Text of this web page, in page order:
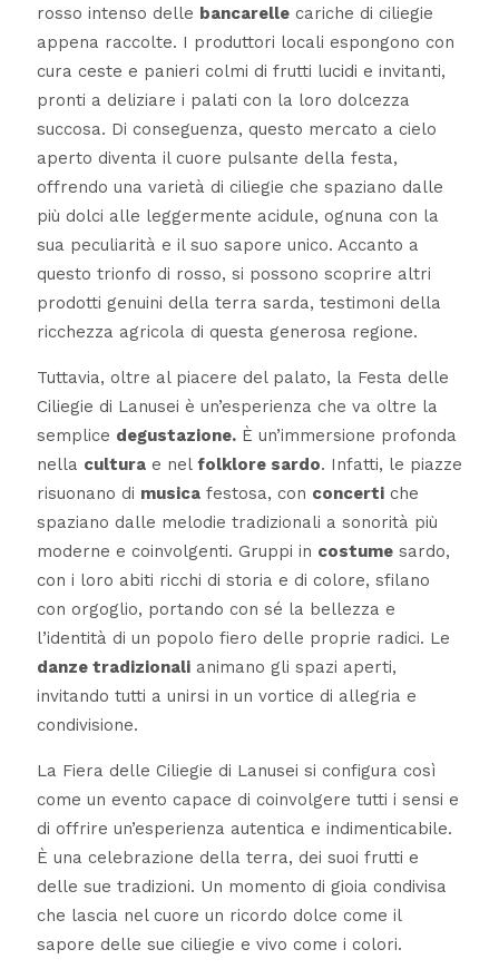
rosso intenso delle bancarellecariche di ciliegie
appena raccolte. I produttori locali espongono con
cura ceste e panieri colmi di frutti lucidi e invitanti,
pronti a deliziare i palati con la loro dolcezza
succosa. Di conseguenza, questo mercato a cielo
aperto diventa il cuore pulsante della festa,
offrendo una varietà di ciliegie che spaziano dalle
più dolci alle leggermente acidule, ognuna con la
sua peculiarità e il suo sapore unico. Accanto a
questo trionfo di rosso, si possono scoprire altri
prodotti genuini della terra sarda, testimoni della
ricchezza agricola di questa generosa regione.
Tuttavia, oltre al piacere del palato, la Festa delle
Ciliegie di Lanusei è un’esperienza che va oltre la
semplice degustazione.È un’immersione profonda
nella culturae nel folklore sardo. Infatti, le piazze
risuonano di musicafestosa, con concertiche
spaziano dalle melodie tradizionali a sonorità più
moderne e coinvolgenti. Gruppi in costumesardo,
con i loro abiti ricchi di storia e di colore, sfilano
con orgoglio, portando con sé la bellezza e
l’identità di un popolo fiero delle proprie radici. Le
danze tradizionalianimano gli spazi aperti,
invitando tutti a unirsi in un vortice di allegria e
condivisione.
La Fiera delle Ciliegie di Lanusei si configura così
come un evento capace di coinvolgere tutti i sensi e
di offrire un’esperienza autentica e indimenticabile.
È una celebrazione della terra, dei suoi frutti e
delle sue tradizioni. Un momento di gioia condivisa
che lascia nel cuore un ricordo dolce come il
sapore delle sue ciliegie e vivo come i colori.